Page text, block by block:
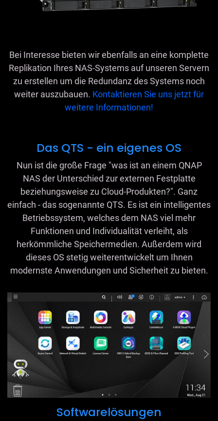
Bei Interesse bieten wir ebenfalls an eine komplette
Replikation Ihres NAS-Systems auf unseren Servern
zu erstellen um die Redundanz des Systems noch
weiter auszubauen. Kontaktieren Sie uns jetzt für
weitere Informationen!
Das QTS - ein eigenes OS
Nun ist die große Frage "was ist an einem QNAP
NAS der Unterschied zur externen Festplatte
beziehungsweise zu Cloud-Produkten?". Ganz
einfach - das sogenannte QTS. Es ist ein intelligentes
Betriebssystem, welches dem NAS viel mehr
Funktionen und Individualität verleiht, als
herkömmliche Speichermedien. Außerdem wird
dieses OS stetig weiterentwickelt um Ihnen
modernste Anwendungen und Sicherheit zu bieten.
Softwarelösungen